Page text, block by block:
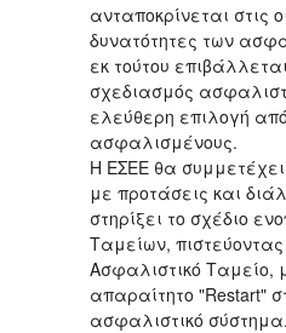
ανταποκρίνεται στις
δυνατότητες των
εκ τούτου
σχεδιασμός
ελεύθερη επιλογή
ασφαλισμένους.
Η ΕΣΕΕ θα συμμετέχει
με προτάσεις και
στηρίξει το σχέδιο
Ταμείων, πιστεύοντας
Ασφαλιστικό Ταμείο,
απαραίτητο "Restart"
ασφαλιστικό σύστημα.